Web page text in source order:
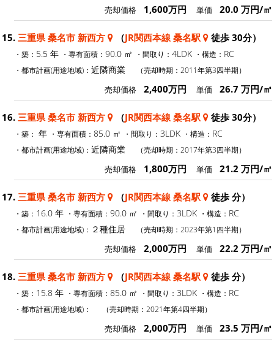
売却価格 1,600万円 単価 20.0 万円/㎡
15. 三重県 桑名市 新西方 （JR関西本線 桑名駅 徒歩 30分）
・築： 5.5 年 ・専有面積： 90.0 ㎡ ・間取り： 4LDK ・構造： RC
・都市計画(用途地域)： 近隣商業 （売却時期：2011年第3四半期）
売却価格 2,400万円 単価 26.7 万円/㎡
16. 三重県 桑名市 新西方 （JR関西本線 桑名駅 徒歩 30分）
・築： 年 ・専有面積： 85.0 ㎡ ・間取り： 3LDK ・構造： RC
・都市計画(用途地域)： 近隣商業 （売却時期：2017年第3四半期）
売却価格 1,800万円 単価 21.2 万円/㎡
17. 三重県 桑名市 新西方 （JR関西本線 桑名駅 徒歩 分）
・築： 16.0 年 ・専有面積： 90.0 ㎡ ・間取り： 3LDK ・構造： RC
・都市計画(用途地域)： ２種住居 （売却時期：2023年第1四半期）
売却価格 2,000万円 単価 22.2 万円/㎡
18. 三重県 桑名市 新西方 （JR関西本線 桑名駅 徒歩 分）
・築： 15.8 年 ・専有面積： 85.0 ㎡ ・間取り： 3LDK ・構造： RC
・都市計画(用途地域)： （売却時期：2021年第4四半期）
売却価格 2,000万円 単価 23.5 万円/㎡